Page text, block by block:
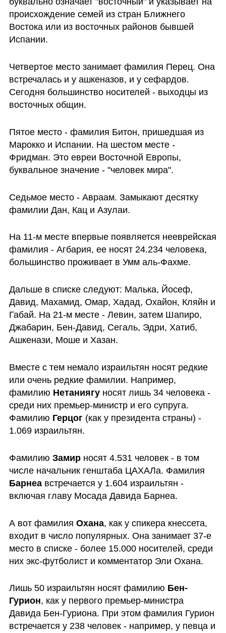
происхождение семей из стран Ближнего
Востока или из восточных районов бывшей
Испании.
Четвертое место занимает фамилия Перец. Она
встречалась и у ашкеназов, и у сефардов.
Сегодня большинство носителей - выходцы из
восточных общин.
Пятое место - фамилия Битон, пришедшая из
Марокко и Испании. На шестом месте -
Фридман. Это евреи Восточной Европы,
буквальное значение - "человек мира".
Седьмое место - Авраам. Замыкают десятку
фамилии Дан, Кац и Азулаи.
На 11-м месте впервые появляется нееврейская
фамилия - Агбария, ее носят 24.234 человека,
большинство проживает в Умм аль-Фахме.
Дальше в списке следуют: Малька, Йосеф,
Давид, Махамид, Омар, Хадад, Охайон, Кляйн и
Габай. На 21-м месте - Левин, затем Шапиро,
Джабарин, Бен-Давид, Сегаль, Эдри, Хатиб,
Ашкенази, Моше и Хазан.
Вместе с тем немало израильтян носят редкие
или очень редкие фамилии. Например,
фамилию Нетаниягу носят лишь 34 человека -
среди них премьер-министр и его супруга.
Фамилию Герцог (как у президента страны) -
1.069 израильтян.
Фамилию Замир носят 4.531 человек - в том
Барнеа встречается у 1.604 израильтян -
включая главу Мосада Давида Барнеа.
А вот фамилия Охана, как у спикера кнессета,
входит в число популярных. Она занимает 37-е
место в списке - более 15.000 носителей, среди
них экс-футболист и комментатор Эли Охана.
Лишь 50 израильтян носят фамилию Бен-
Гурион, как у первого премьер-министра
Давида Бен-Гуриона. При этом фамилия Гурион
встречается у 238 человек - например, у певца и